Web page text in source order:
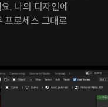
. 나의 디자인에
프로세스 그대로